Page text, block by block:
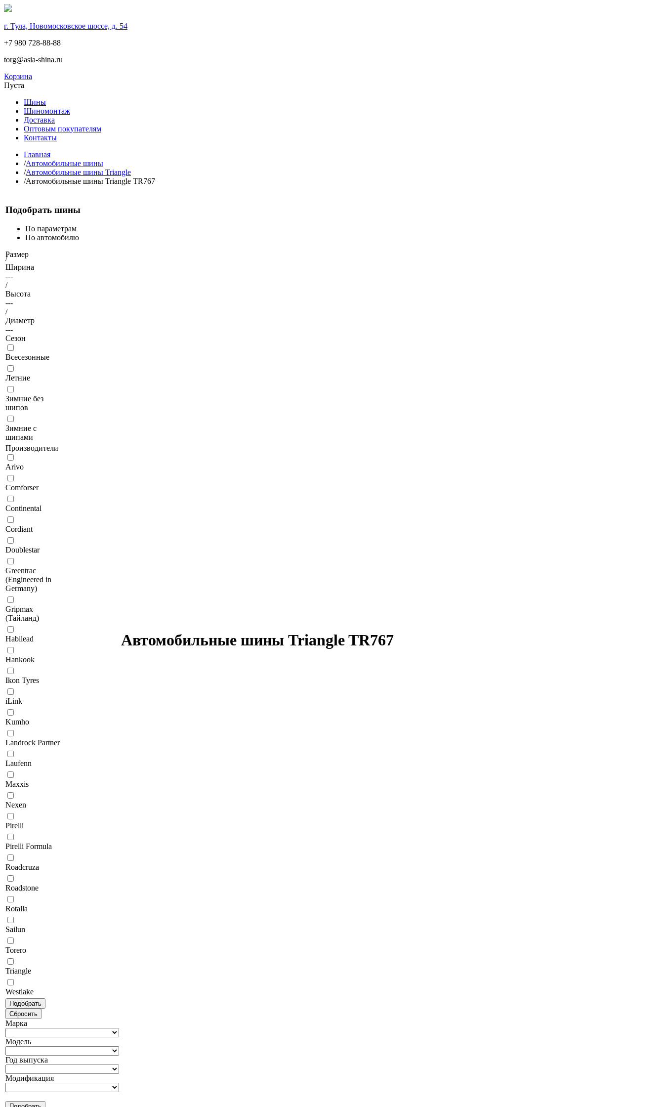
г. Тула, Новомосковское шоссе, д. 54
+7 980 728-88-88
torg@asia-shina.ru
Корзина
Пуста
Шины
Шиномонтаж
Доставка
Оптовым покупателям
Контакты
Главная
/Автомобильные шины
/Автомобильные шины Triangle
/Автомобильные шины Triangle TR767
Подобрать шины
По параметрам
По автомобилю
Размер
/
Ширина
---
/
Высота
---
/
Диаметр
---
Сезон
Всесезонные
Летние
Зимние без
шипов
Зимние с
шипами
Производители
Arivo
Comforser
Continental
Cordiant
Doublestar
Greentrac
(Engineered in
Germany)
Gripmax
(Тайланд)
Habilead
Hankook
Ikon Tyres
iLink
Kumho
Landrock Partner
Laufenn
Maxxis
Nexen
Pirelli
Pirelli Formula
Roadcruza
Roadstone
Rotalla
Sailun
Torero
Triangle
Westlake
Марка
Модель
Год выпуска
Модификация
Автомобильные шины Triangle TR767